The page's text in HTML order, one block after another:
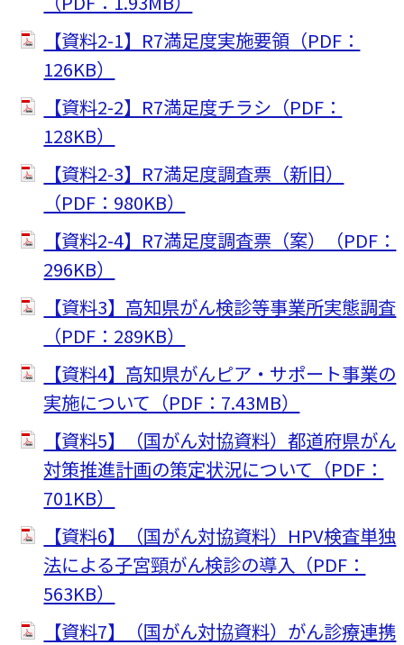
【資料2-1】R7満足度実施要領（PDF：
126KB）
【資料2-2】R7満足度チラシ（PDF：
128KB）
【資料2-3】R7満足度調査票（新旧）
（PDF：980KB）
【資料2-4】R7満足度調査票（案）（PDF：
296KB）
【資料3】高知県がん検診等事業所実態調査
（PDF：289KB）
【資料4】高知県がんピア・サポート事業の
実施について（PDF：7.43MB）
【資料5】（国がん対協資料）都道府県がん
対策推進計画の策定状況について（PDF：
701KB）
【資料6】（国がん対協資料）HPV検査単独
法による子宮頸がん検診の導入（PDF：
563KB）
【資料7】（国がん対協資料）がん診療連携